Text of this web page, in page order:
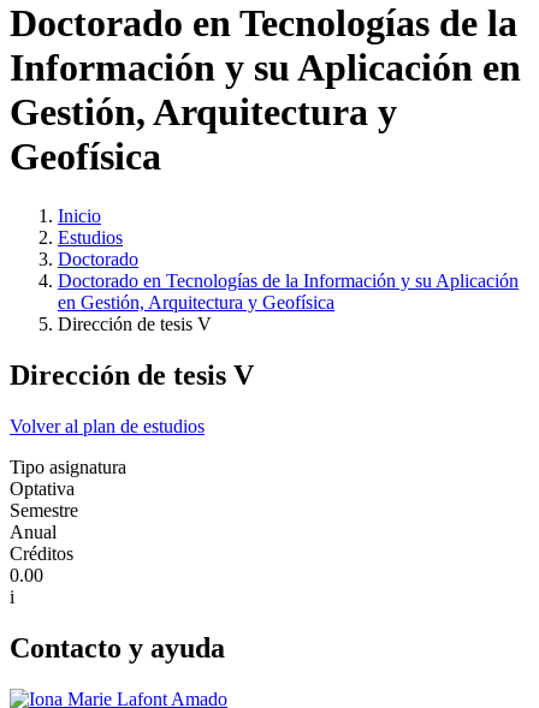
Doctorado en Tecnologías de la
Información y su Aplicación en
Gestión, Arquitectura y
Geofísica
Inicio
Estudios
Doctorado
Doctorado en Tecnologías de la Información y su Aplicación
en Gestión, Arquitectura y Geofísica
Dirección de tesis V
Dirección de tesis V
Volver al plan de estudios
Tipo asignatura
Optativa
Semestre
Anual
Créditos
0.00
i
Contacto y ayuda